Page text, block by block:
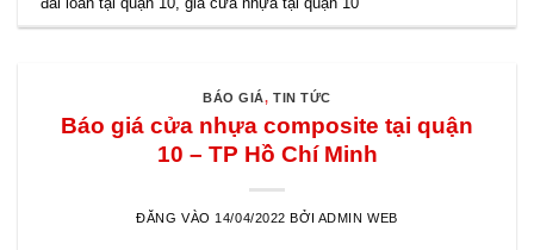
BÁO GIÁ,TIN TỨC
Báo giá cửa nhựa composite tại quận
10 – TP Hồ Chí Minh
ĐĂNG VÀO 14/04/2022 BỞI ADMIN WEB